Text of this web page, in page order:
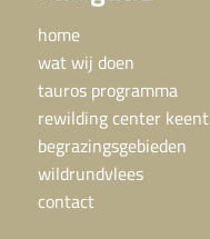
home
wat wij doen
tauros programma
rewilding center keent
begrazingsgebieden
wildrundvlees
contact